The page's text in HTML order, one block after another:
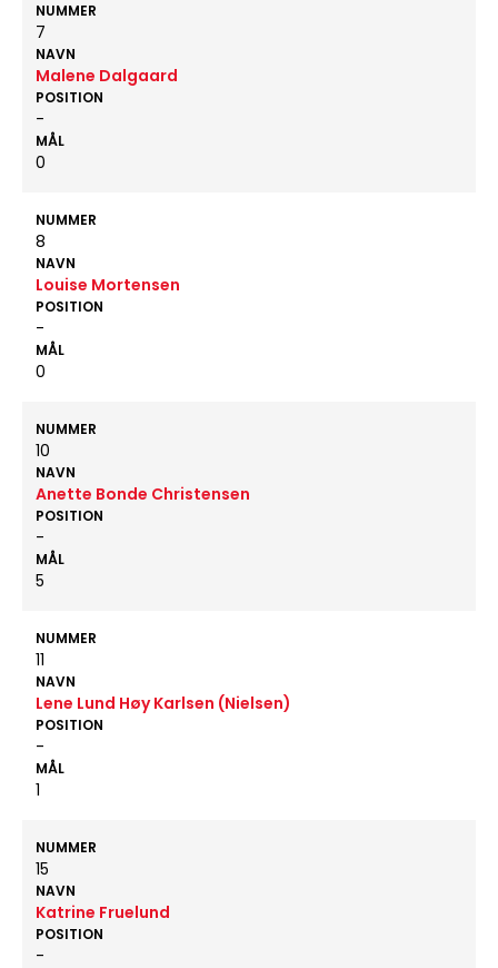
NUMMER
7
NAVN
Malene Dalgaard
POSITION
-
MÅL
0
NUMMER
8
NAVN
Louise Mortensen
POSITION
-
MÅL
0
NUMMER
10
NAVN
Anette Bonde Christensen
POSITION
-
MÅL
5
NUMMER
11
NAVN
Lene Lund Høy Karlsen (Nielsen)
POSITION
-
MÅL
1
NUMMER
15
NAVN
Katrine Fruelund
POSITION
-